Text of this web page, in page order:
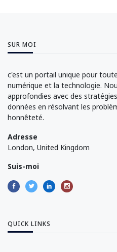
SUR MOI
c'est un portail unique pour
numérique et la technologie.
approfondies avec des
données en résolvant les
honnêteté.
Adresse
London, United Kingdom
Suis-moi
QUICK LINKS